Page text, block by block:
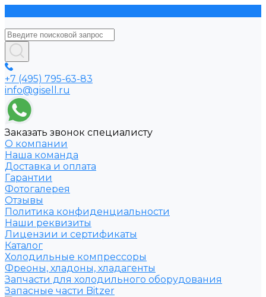
+7 (495) 795-63-83
info@gisell.ru
Заказать звонок специалисту
О компании
Наша команда
Доставка и оплата
Гарантии
Фотогалерея
Отзывы
Политика конфиденциальности
Наши реквизиты
Лицензии и сертификаты
Каталог
Холодильные компрессоры
Фреоны, хладоны, хладагенты
Запчасти для холодильного оборудования
Запасные части Bitzer